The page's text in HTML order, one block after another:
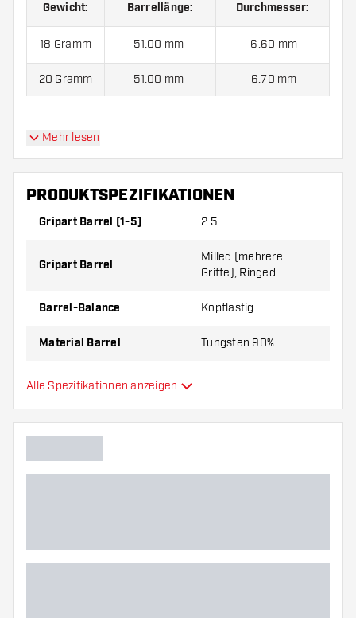
Gewicht: Barrellänge: Durchmesser:
18 Gramm 51.00 mm 6.60 mm
20 Gramm 51.00 mm 6.70 mm
Harrows Ryan Searle V3 90% Softdarts kommen
mit:3 Barrels, 3 Flights und 3 Shafts.
Mehr lesen
PRODUKTSPEZIFIKATIONEN
Gripart Barrel (1-5) 2.5
Gripart Barrel
Milled (mehrere
Griffe), Ringed
Barrel-Balance Kopflastig
Material Barrel Tungsten 90%
Gripart Barrelnase
Dartspieler
Barrelform
Alle Spezifikationen anzeigen